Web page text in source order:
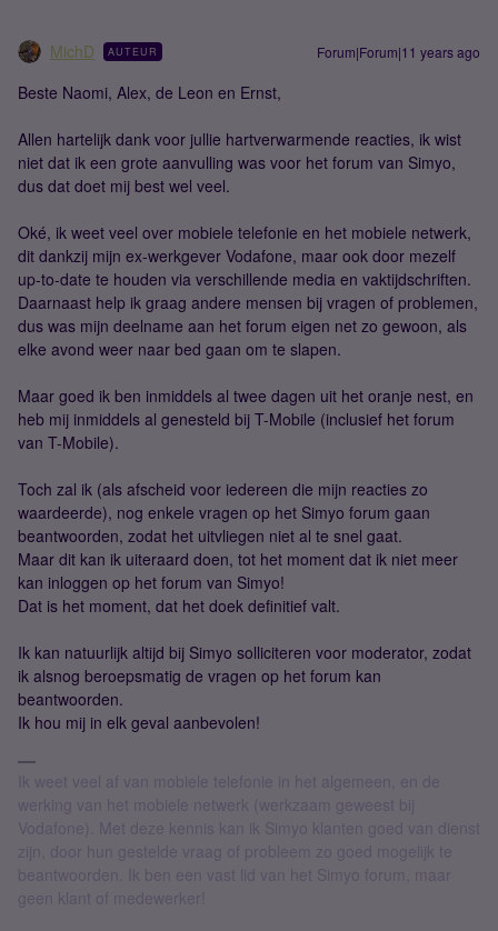
MichD AUTEUR Forum|Forum|11 years ago
Beste Naomi, Alex, de Leon en Ernst,
Allen hartelijk dank voor jullie hartverwarmende reacties, ik wist
niet dat ik een grote aanvulling was voor het forum van Simyo,
dus dat doet mij best wel veel.
Oké, ik weet veel over mobiele telefonie en het mobiele netwerk,
dit dankzij mijn ex-werkgever Vodafone, maar ook door mezelf
up-to-date te houden via verschillende media en vaktijdschriften.
Daarnaast help ik graag andere mensen bij vragen of problemen,
dus was mijn deelname aan het forum eigen net zo gewoon, als
elke avond weer naar bed gaan om te slapen.
Maar goed ik ben inmiddels al twee dagen uit het oranje nest, en
heb mij inmiddels al genesteld bij T-Mobile (inclusief het forum
van T-Mobile).
Toch zal ik (als afscheid voor iedereen die mijn reacties zo
waardeerde), nog enkele vragen op het Simyo forum gaan
beantwoorden, zodat het uitvliegen niet al te snel gaat.
Maar dit kan ik uiteraard doen, tot het moment dat ik niet meer
kan inloggen op het forum van Simyo!
Dat is het moment, dat het doek definitief valt.
Ik kan natuurlijk altijd bij Simyo solliciteren voor moderator, zodat
ik alsnog beroepsmatig de vragen op het forum kan
beantwoorden.
Ik hou mij in elk geval aanbevolen!
Ik weet veel af van mobiele telefonie in het algemeen, en de
werking van het mobiele netwerk (werkzaam geweest bij
Vodafone). Met deze kennis kan ik Simyo klanten goed van dienst
zijn, door hun gestelde vraag of probleem zo goed mogelijk te
beantwoorden. Ik ben een vast lid van het Simyo forum, maar
geen klant of medewerker!